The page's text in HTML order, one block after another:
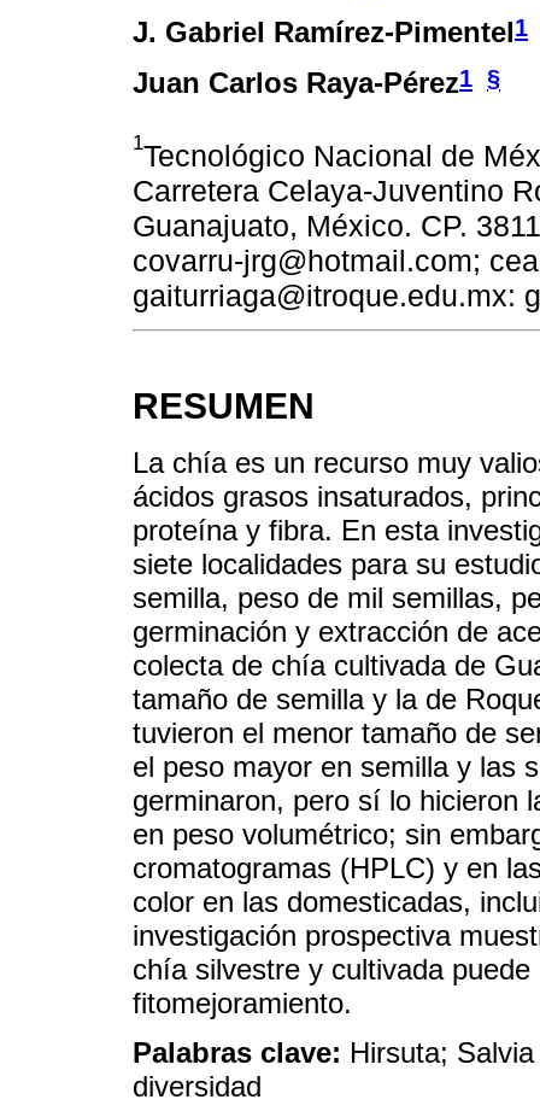
J. Gabriel Ramírez-Pimentel1
Juan Carlos Raya-Pérez1 §
1Tecnológico Nacional de
Carretera Celaya-Juventino
Guanajuato, México. CP.
covarru-jrg@hotmail.com;
gaiturriaga@itroque.edu.mx:
RESUMEN
La chía es un recurso muy
ácidos grasos insaturados,
proteína y fibra. En esta
siete localidades para su
semilla, peso de mil semillas,
germinación y extracción de
colecta de chía cultivada de
tamaño de semilla y la de
tuvieron el menor tamaño de
el peso mayor en semilla y las
germinaron, pero sí lo hicieron
en peso volumétrico; sin
cromatogramas (HPLC) y en
color en las domesticadas,
investigación prospectiva
chía silvestre y cultivada
fitomejoramiento.
Palabras clave: Hirsuta;
diversidad